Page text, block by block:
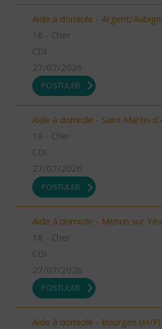
Aide à domicile - Argent/
18 - Cher
CDI
27/07/2026
POSTULER
Aide à domicile - Saint Martin
18 - Cher
CDI
27/07/2026
POSTULER
Aide à domicile - Mehun sur
18 - Cher
CDI
27/07/2026
POSTULER
Aide à domicile - Bourges (H/F)